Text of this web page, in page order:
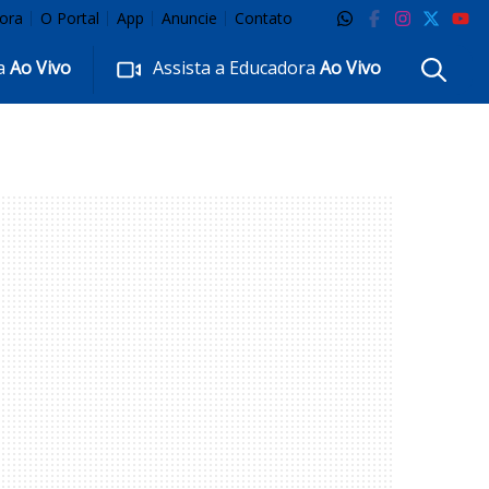
O Portal App Anuncie Contato
Ao Vivo Assista a EducadoraAo Vivo